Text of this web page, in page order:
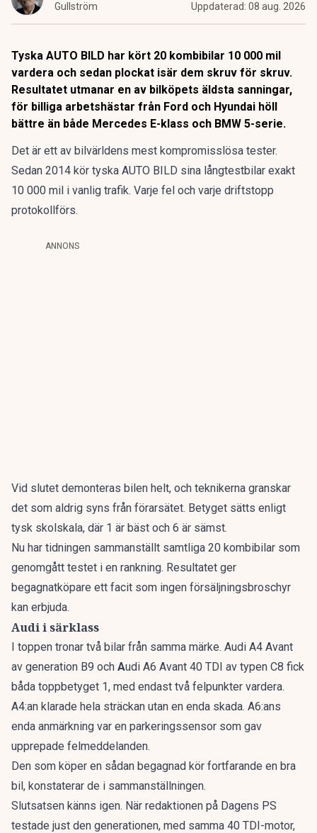
Gullström
Uppdaterad: 08 aug. 2026
Tyska AUTO BILD har kört 20 kombibilar 10 000 mil
vardera och sedan plockat isär dem skruv för skruv.
Resultatet utmanar en av bilköpets äldsta sanningar,
för billiga arbetshästar från Ford och Hyundai höll
bättre än både Mercedes E-klass och BMW 5-serie.
Det är ett av bilvärldens mest kompromisslösa tester.
Sedan 2014 kör tyska AUTO BILD sina långtestbilar exakt
10 000 mil i vanlig trafik. Varje fel och varje driftstopp
protokollförs.
ANNONS
Vid slutet demonteras bilen helt, och teknikerna granskar
det som aldrig syns från förarsätet. Betyget sätts enligt
tysk skolskala, där 1 är bäst och 6 är sämst.
Nu har tidningen sammanställt samtliga 20 kombibilar som
genomgått testet i en rankning. Resultatet ger
begagnatköpare ett facit som ingen försäljningsbroschyr
kan erbjuda.
Audi i särklass
I toppen tronar två bilar från samma märke. Audi A4 Avant
av generation B9 och Audi A6 Avant 40 TDI av typen C8 fick
båda toppbetyget 1, med endast två felpunkter vardera.
A4:an klarade hela sträckan utan en enda skada. A6:ans
enda anmärkning var en parkeringssensor som gav
upprepade felmeddelanden.
Den som köper en sådan begagnad kör fortfarande en bra
bil, konstaterar de i sammanställningen.
Slutsatsen känns igen. När redaktionen på Dagens PS
testade just den generationen, med samma 40 TDI-motor,